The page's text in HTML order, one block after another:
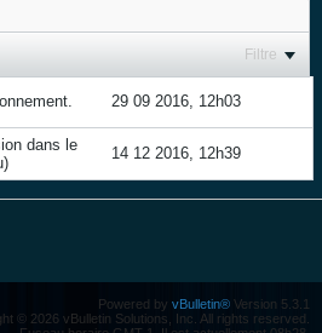
Filtre
29 09 2016, 12h03
dans le
)
14 12 2016, 12h39
Powered by vBulletin® Version 5.3.1
© 2026 vBulletin Solutions, Inc. All rights reserved.